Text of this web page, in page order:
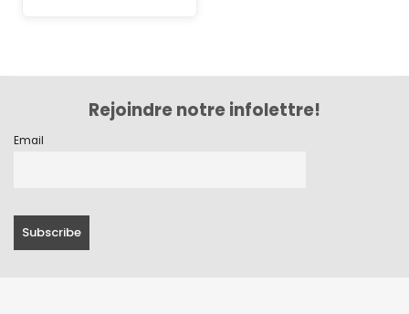
Rejoindre notre infolettre!
Email